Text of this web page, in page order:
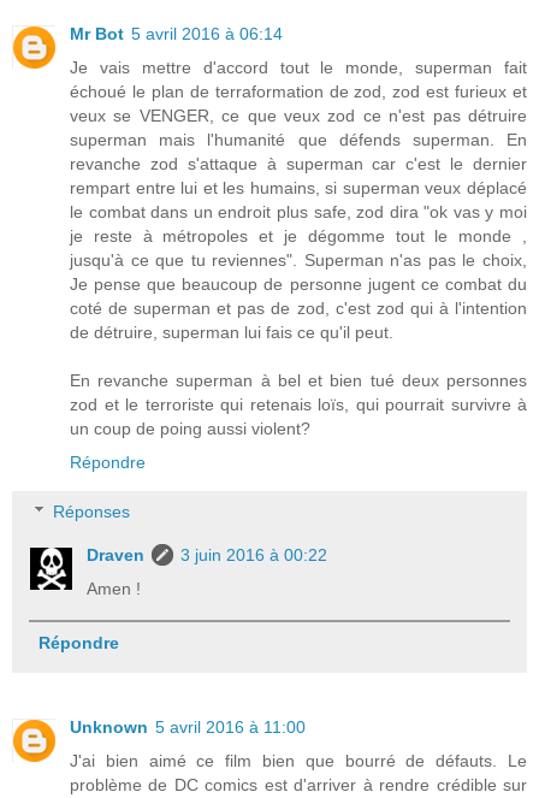
Mr Bot 5 avril 2016 à 06:14
Je vais mettre d'accord tout le monde, superman fait
échoué le plan de terraformation de zod, zod est furieux et
veux se VENGER, ce que veux zod ce n'est pas détruire
superman mais l'humanité que défends superman. En
revanche zod s'attaque à superman car c'est le dernier
rempart entre lui et les humains, si superman veux déplacé
le combat dans un endroit plus safe, zod dira "ok vas y moi
je reste à métropoles et je dégomme tout le monde ,
jusqu'à ce que tu reviennes". Superman n'as pas le choix,
Je pense que beaucoup de personne jugent ce combat du
coté de superman et pas de zod, c'est zod qui à l'intention
de détruire, superman lui fais ce qu'il peut.
En revanche superman à bel et bien tué deux personnes
zod et le terroriste qui retenais loïs, qui pourrait survivre à
un coup de poing aussi violent?
Répondre
Réponses
Draven
3 juin 2016 à 00:22
Amen !
Répondre
Unknown 5 avril 2016 à 11:00
J'ai bien aimé ce film bien que bourré de défauts. Le
problème de DC comics est d'arriver à rendre crédible sur